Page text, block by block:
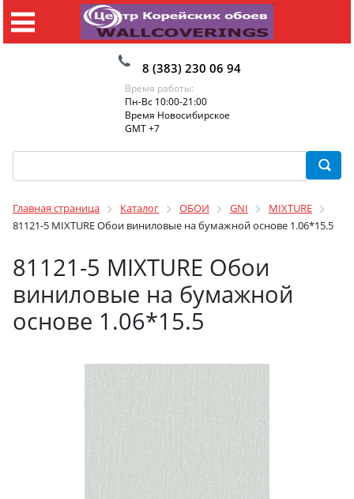
8 (383) 230 06 94
Время работы:
Пн-Вс 10:00-21:00
Время Новосибирское
GMT +7
Главная страница Каталог ОБОИ GNI
MIXTURE
81121-5 MIXTURE Обои виниловые на бумажной основе 1.06*15.5
81121-5 MIXTURE Обои
виниловые на бумажной
основе 1.06*15.5